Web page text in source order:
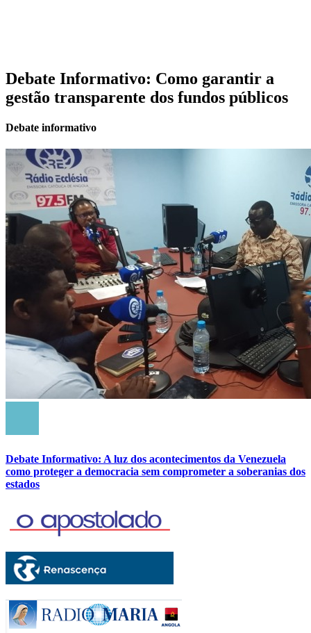
Debate Informativo: Como garantir a
gestão transparente dos fundos públicos
Debate informativo
Debate Informativo: A luz dos acontecimentos da Venezuela
como proteger a democracia sem comprometer a soberanias dos
estados